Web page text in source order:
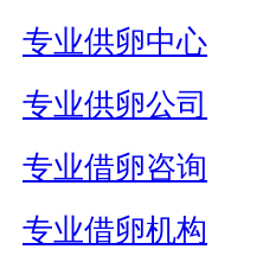
专业供卵中心
专业供卵公司
专业借卵咨询
专业借卵机构